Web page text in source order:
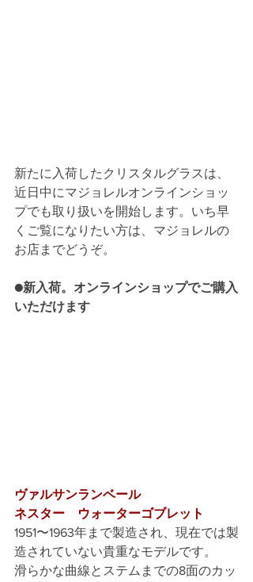
新たに入荷したクリスタルグラスは、
近日中にマジョレルオンラインショッ
プでも取り扱いを開始します。いち早
くご覧になりたい方は、マジョレルの
お店までどうぞ。
●新入荷。オンラインショップでご購入
いただけます
ヴァルサンランベール
ネスター　ウォーターゴブレット
1951〜1963年まで製造され、現在では製
造されていない貴重なモデルです。
滑らかな曲線とステムまでの8面のカッ